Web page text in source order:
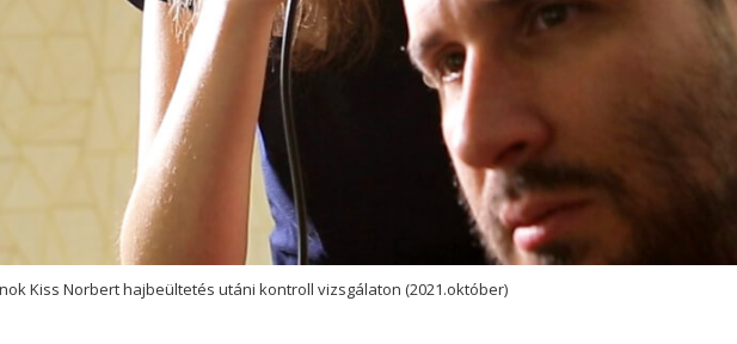
Kiss Norbert hajbeültetés utáni kontroll vizsgálaton (2021.október)